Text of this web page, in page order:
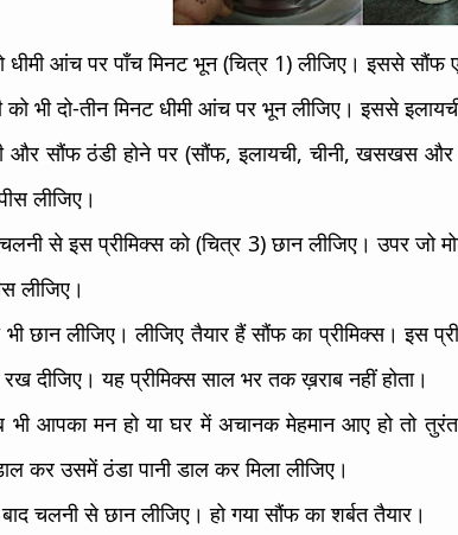
धीमी आंच पर पाँच मिनट भून (चित्र 1) लीजिए। इससे सौंफ
को भी दो-तीन मिनट धीमी आंच पर भून लीजिए। इससे
और सौंफ ठंडी होने पर (सौंफ, इलायची, चीनी, खसखस और
लीजिए।
से इस प्रीमिक्स को (चित्र 3) छान लीजिए। उपर जो
लीजिए।
छान लीजिए। लीजिए तैयार हैं सौंफ का प्रीमिक्स। इस
दीजिए। यह प्रीमिक्स साल भर तक ख़राब नहीं होता।
आपका मन हो या घर में अचानक मेहमान आए हो तो तुरंत
कर उसमें ठंडा पानी डाल कर मिला लीजिए।
चलनी से छान लीजिए। हो गया सौंफ का शर्बत तैयार।